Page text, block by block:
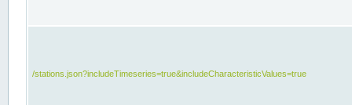
/stations.json?includeTimeseries=true&includeCharacteristicValues=true